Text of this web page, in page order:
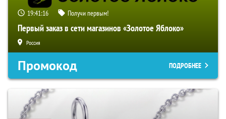
19:41:15 Получи первым!
Первый заказ в сети магазинов «Золотое Яблоко»
Россия
Промокод ПОДРОБНЕЕ